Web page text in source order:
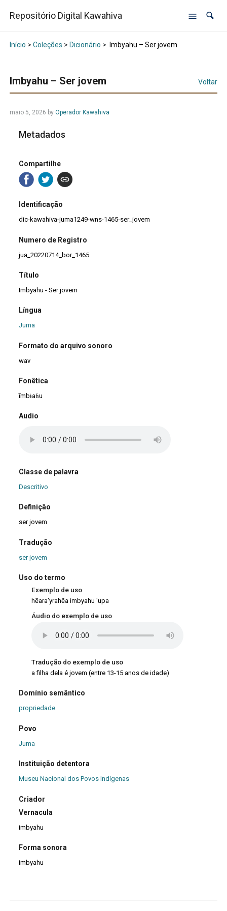
Repositório Digital Kawahiva
Início > Coleções > Dicionário > Imbyahu – Ser jovem
Imbyahu – Ser jovem Voltar
maio 5, 2026 by Operador Kawahiva
Metadados
Compartilhe
Identificação
dic-kawahiva-juma1249-wns-1465-ser_jovem
Numero de Registro
jua_20220714_bor_1465
Título
Imbyahu - Ser jovem
Língua
Juma
Formato do arquivo sonoro
wav
Fonêtica
ĩmbɨaɦu
Audio
Classe de palavra
Descritivo
Definição
ser jovem
Tradução
ser jovem
Uso do termo
Exemplo de uso
hẽara'yrahẽa imbyahu 'upa
Áudio do exemplo de uso
Tradução do exemplo de uso
a filha dela é jovem (entre 13-15 anos de idade)
Domínio semântico
propriedade
Povo
Juma
Instituição detentora
Museu Nacional dos Povos Indígenas
Criador
Vernacula
imbyahu
Forma sonora
imbyahu